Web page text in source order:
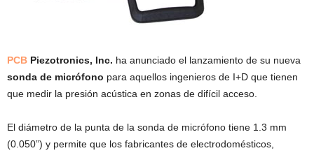
PCB Piezotronics, Inc. ha anunciado el lanzamiento de su nueva
sonda de micrófono para aquellos ingenieros de I+D que tienen
que medir la presión acústica en zonas de difícil acceso.
El diámetro de la punta de la sonda de micrófono tiene 1.3 mm
(0.050”) y permite que los fabricantes de electrodomésticos,